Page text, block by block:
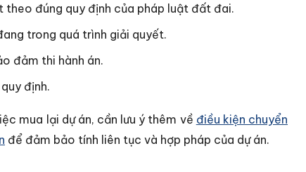
theo đúng quy định của pháp luật đất đai.
trong quá trình giải quyết.
đảm thi hành án.
định.
mua lại dự án, cần lưu ý thêm về điều kiện chuyển
để đảm bảo tính liên tục và hợp pháp của dự án.